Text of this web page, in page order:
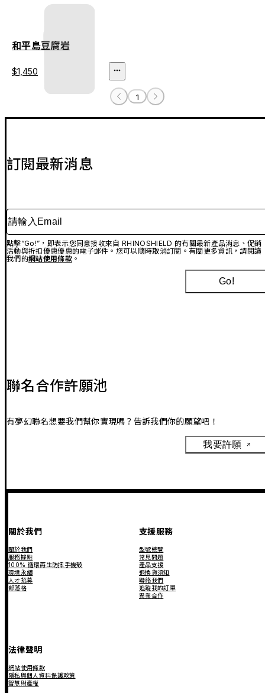
和平島豆腐岩
$1,450
1
訂閱最新消息
請輸入Email
點擊“Go!”，即表示您同意接收來自 RHINOSHIELD 的有關最新產品消息、促銷
活動與折扣優惠優惠的電子郵件。您可以隨時取消訂閱。有關更多資訊，請閱讀
我們的網站使用條款。
Go!
聯名合作許願池
有夢幻聯名想要我們幫你實現嗎？告訴我們你的願望吧！
我要許願
關於我們
關於我們
服務據點
100% 循環再生防摔手機殼
環境永續
人才招募
部落格
支援服務
型號總覽
常見問題
產品支援
退換貨須知
聯絡我們
追蹤我的訂單
異業合作
法律聲明
網站使用條款
隱私與個人資料保護政策
智慧財產權